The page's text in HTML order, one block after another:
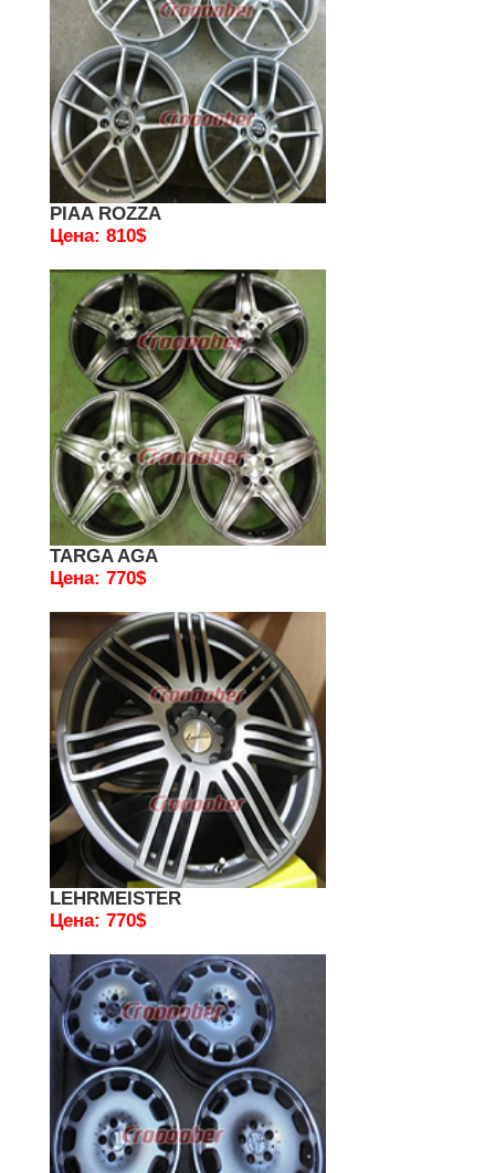
PIAA ROZZA
Цена: 810$
TARGA AGA
Цена: 770$
LEHRMEISTER
Цена: 770$